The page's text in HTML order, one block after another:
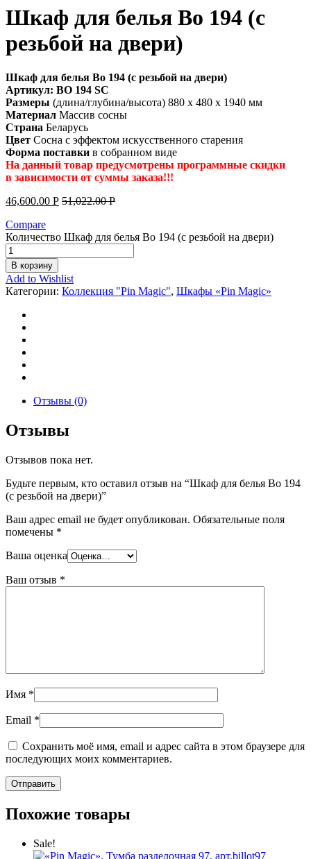
Шкаф для белья Bo 194 (с
резьбой на двери)
Шкаф для белья Bo 194 (с резьбой на двери)
Артикул: BO 194 SC
Размеры (длина/глубина/высота) 880 x 480 x 1940 мм
Материал Массив сосны
Страна Беларусь
Цвет Сосна с эффектом искусственного старения
Форма поставки в собранном виде
На данный товар предусмотрены программные скидки
в зависимости от суммы заказа!!!
46,600.00 Р 51,022.00Р
Compare
Количество Шкаф для белья Bo 194 (с резьбой на двери)
В корзину
Add to Wishlist
Категории: Коллекция "Pin Magic", Шкафы «Pin Magic»
Отзывы (0)
Отзывы
Отзывов пока нет.
Будьте первым, кто оставил отзыв на “Шкаф для белья Bo 194
(с резьбой на двери)”
Ваш адрес email не будет опубликован. Обязательные поля
помечены *
Ваша оценка
Ваш отзыв *
Имя *
Email *
Сохранить моё имя, email и адрес сайта в этом браузере для
последующих моих комментариев.
Похожие товары
Sale!